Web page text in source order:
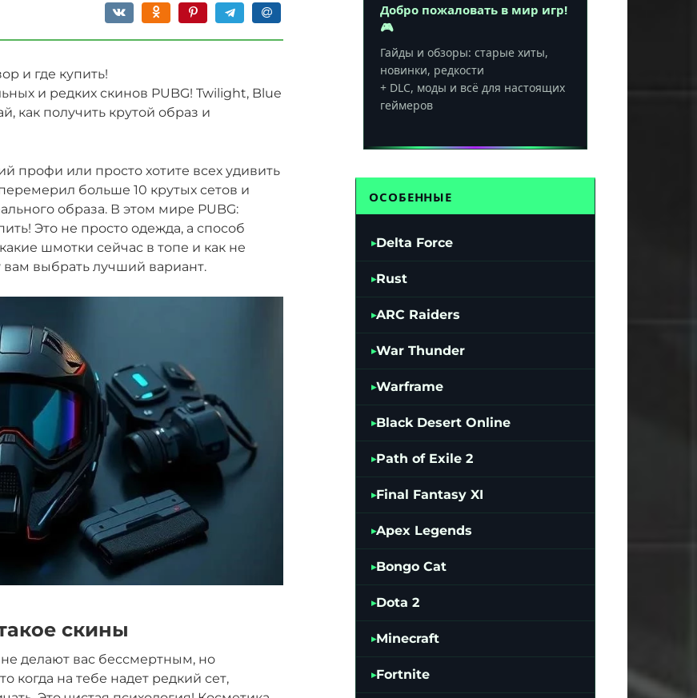
и где купить!
и редких скинов PUBG! Twilight, Blue
как получить крутой образ и
профи или просто хотите всех удивить
больше 10 крутых сетов и
образа. В этом мире PUBG:
Это не просто одежда, а способ
шмотки сейчас в топе и как не
выбрать лучший вариант.
скины
делают вас бессмертным, но
когда на тебе надет редкий сет,
Добро пожаловать в мир игр!
🎮
Гайды и обзоры: старые хиты,
новинки, редкости
+ DLC, моды и всё для настоящих
геймеров
ОСОБЕННЫЕ
Delta Force
Rust
ARC Raiders
War Thunder
Warframe
Black Desert Online
Path of Exile 2
Final Fantasy XI
Apex Legends
Bongo Cat
Dota 2
Minecraft
Fortnite